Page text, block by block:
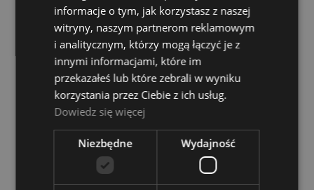
niedostępny
1 099,00 zł
POWIADOM O DOSTĘPNOŚCI
Promusin PCTT1210 MP
Dostępność:
informacje o tym, jak korzystasz z naszej
witryny, naszym partnerom reklamowym
i analitycznym, którzy mogą łączyć je z
innymi informacjami, które im
przekazałeś lub które zebrali w wyniku
korzystania przez Ciebie z ich usług.
Dowiedz się więcej
Niezbędne Wydajność